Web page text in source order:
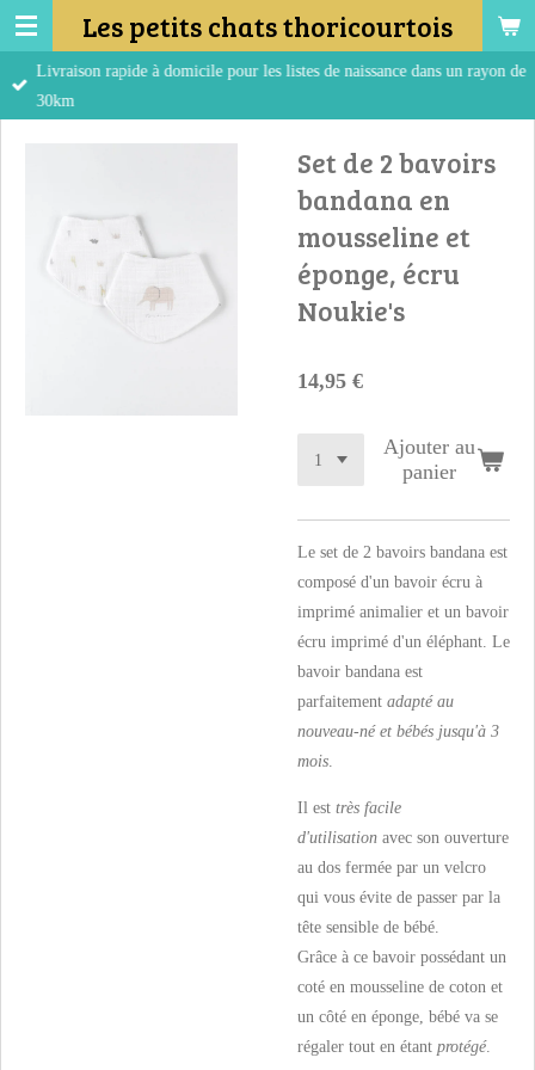
Passer
au
contenu
Les petits chats thoricourtois
Livraison rapide à domicile pour les listes de naissance dans un rayon de
30km
Set de 2 bavoirs
bandana en
mousseline et
éponge, écru
Noukie's
14,95 €
Ajouter au
panier
Le set de 2 bavoirs bandana est
composé d'un bavoir écru à
imprimé animalier et un bavoir
écru imprimé d'un éléphant. Le
bavoir bandana est
parfaitement adapté au
nouveau-né et bébés jusqu'à 3
mois.
Il est très facile
d'utilisation avec son ouverture
au dos fermée par un velcro
qui vous évite de passer par la
tête sensible de bébé.
Grâce à ce bavoir possédant un
coté en mousseline de coton et
un côté en éponge, bébé va se
régaler tout en étant protégé.